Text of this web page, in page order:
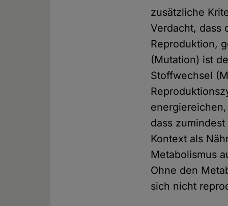
zusätzliche
Verdacht, dass
Reproduktion,
(Mutation) ist
Stoffwechsel
dass
Kontext als
Metabolismus
Ohne den
sich nicht